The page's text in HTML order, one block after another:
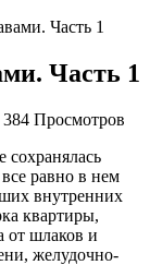
Часть 1
Часть 1
384 Просмотров
равно в нем
внутренних
квартиры,
от шлаков и
желудочно-